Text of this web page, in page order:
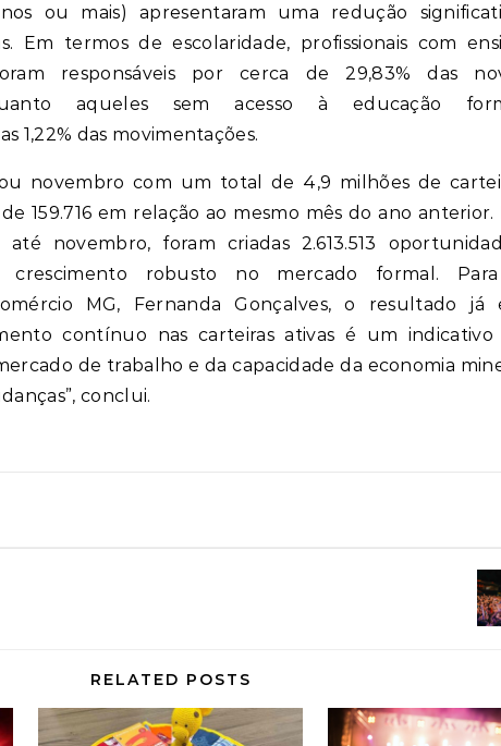
ou mais) apresentaram uma redução
Em termos de escolaridade, profissionais com
responsáveis por cerca de 29,83% das
aqueles sem acesso à educação
1,22% das movimentações.
novembro com um total de 4,9 milhões de
159.716 em relação ao mesmo mês do ano anterior.
novembro, foram criadas 2.613.513
crescimento robusto no mercado formal.
MG, Fernanda Gonçalves, o resultado já
contínuo nas carteiras ativas é um indicativo
de trabalho e da capacidade da economia
conclui.
RELATED POSTS